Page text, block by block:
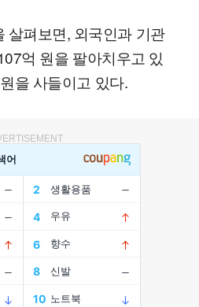
살펴보면, 외국인과 기관
억 원을 팔아치우고 있
을 사들이고 있다.